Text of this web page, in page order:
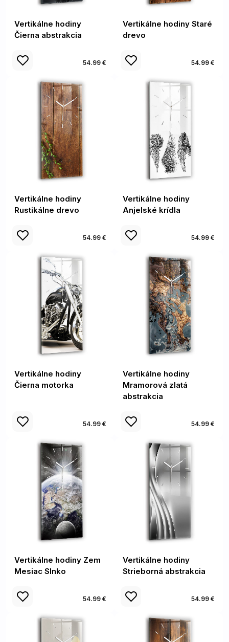
Vertikálne hodiny
Čierna abstrakcia
54.99 €
Vertikálne hodiny Staré
drevo
54.99 €
Vertikálne hodiny
Rustikálne drevo
54.99 €
Vertikálne hodiny
Anjelské krídla
54.99 €
Vertikálne hodiny
Čierna motorka
54.99 €
Vertikálne hodiny
Mramorová zlatá
abstrakcia
54.99 €
Vertikálne hodiny Zem
Mesiac Slnko
54.99 €
Vertikálne hodiny
Strieborná abstrakcia
54.99 €